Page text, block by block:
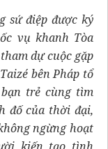
sứ điệp được ký
vụ khanh Tòa
dự cuộc gặp
bên Pháp tổ
trẻ cùng tìm
đố của thời đại,
ngừng hoạt